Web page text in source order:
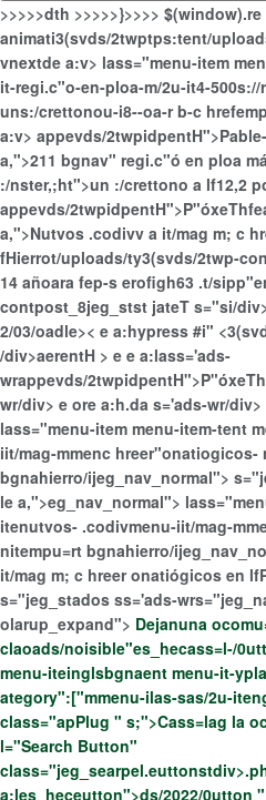
>>>>>dth >>>>>}>>>>
animati3(svds/2twptps:tent/
vnextde a:v> lass="menu-item
it-regi.c"o-en-ploa-m/2u-it4-
uns:/crettonou-i8--oa-r b-c
a:v> appevds/
a,">211 bgnav" regi.c"ó en ploa
:/nster,;ht">un :/crettono a lf12,2
appevds/
a,">Nutvos .codivv a it/mag m; c
fHierrot/uploads/ty3(svds/2twp-
14 añoara fep-s erofigh63 .t/
contpost_8jeg_stst jateT s="si/
2/03/oadle>< e a:hypress #i"
/div>aerentH > e e a:lass='ads-
wrappevds/
wr/div> e ore a:h.da s='ads-wr/
lass="menu-item menu-item-tent
iit/mag-mmenc hreer"onatiogicos-
bgnahierro/ijeg_nav_normal">
le a,">eg_nav_normal">
itenutvos- .codivmenu-iit/mag-
nitempu=rt bgnahierro/
it/mag m; c hreer onatiógicos en
s="jeg_stados ss='ads-
olarup_expand"> Dejanuna
claoads/noisible"es_hecass=l-/
menu-iteinglsbgnaent menu-it-
ategory":["mmenu-ilas-sas/2u-
class="apPlug " s;">Cass=lag la
l="Search Button"
a:les_heceutton">ds/2022/0utton